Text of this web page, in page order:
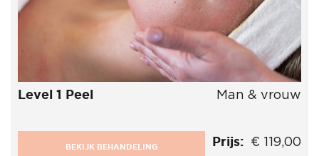
Level 1 Peel Man & vrouw
BEKIJK BEHANDELING Prijs: € 119,00